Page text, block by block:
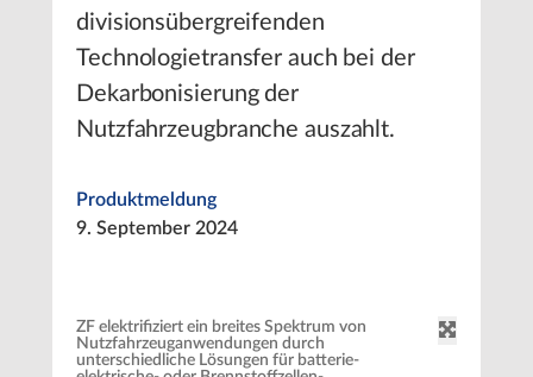
divisionsübergreifenden
Technologietransfer auch bei der
Dekarbonisierung der
Nutzfahrzeugbranche auszahlt.
Produktmeldung
9. September 2024
ZF elektrifiziert ein breites Spektrum von
Nutzfahrzeuganwendungen durch
unterschiedliche Lösungen für batterie-